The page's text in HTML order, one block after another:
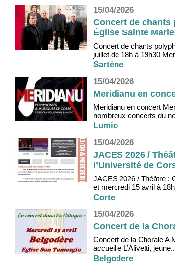
15/04/2026
Concert de chants
Église Sainte
Concert de chants
juillet de 18h à 19h30
Sartène
15/04/2026
Meridianu en
Meridianu en concert
nombreux concerts du
Lumio
15/04/2026
JACES 2026 /
l’Université de
JACES 2026 / Théâtre :
et mercredi 15 avril à
Corte
15/04/2026
Concert de la
Concert de la Chorale A
accueille L’Alivetti,
Belgodere